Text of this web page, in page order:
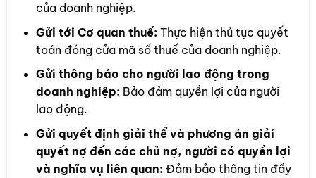
của doanh nghiệp.
Gửi tới Cơ quan thuế: Thực hiện thủ tục quyết
toán đóng cửa mã số thuế của doanh nghiệp.
Gửi thông báo cho người lao động trong
doanh nghiệp: Bảo đảm quyền lợi của người
lao động.
Gửi quyết định giải thể và phương án giải
quyết nợ đến các chủ nợ, người có quyền lợi
và nghĩa vụ liên quan: Đảm bảo thông tin đầy